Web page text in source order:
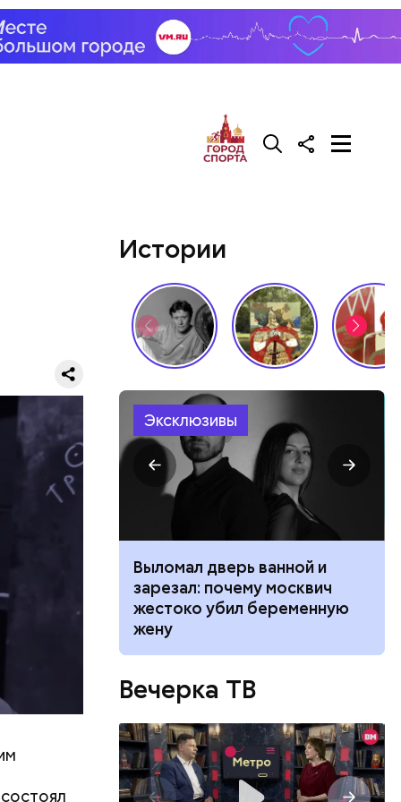
—
в
в
Истории
Эксклюзивы
в
Выломал дверь ванной и
зарезал: почему москвич
жестоко убил беременную
жену
Вечерка ТВ